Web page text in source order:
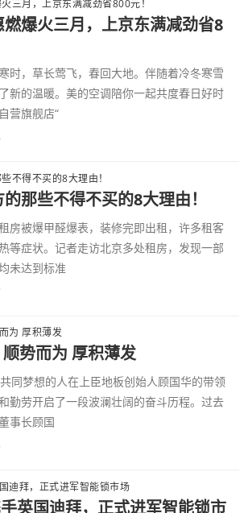
爆火三月，上京东满减劲省8
时，草长莺飞，春回大地。伴随着冷冬寒雪
新的温暖。美的空调陪你一起共度春日好时
营旗舰店“
那些不得不买的8大理由！
房被爆甲醛爆表，装修完即出租，许多租客
等症状。记者走访北京多处租房，发现一部
未达到标准
势而为 厚积薄发
同梦想的人在上臣地板创始人顾国华的带领
勤劳开启了一段波澜壮阔的奋斗历程。过去
事长顾国
英国迪拜，正式进军智能锁市